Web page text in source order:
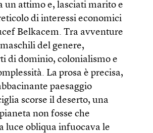
un attimo e, lasciati marito e
di interessi economici
Belkacem. Tra avventure
del genere,
di dominio, colonialismo e
La prosa è precisa,
paesaggio
scorse il deserto, una
non fosse che
luce obliqua infuocava le